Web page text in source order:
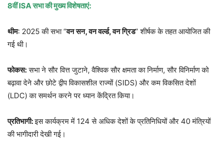
8वीं ISA सभा की मुख्य विशेषताएं:
थीम: 2025 की सभा “वन सन, वन वर्ल्ड, वन ग्रिड” शीर्षक के तहत आयोजित की
गई थी।
फोकस:सभा ने सौर वित्त जुटाने, वैश्विक सौर क्षमता का निर्माण, सौर विनिर्माण को
बढ़ावा देने और छोटे द्वीप विकासशील राज्यों (SIDS) और कम विकसित देशों
(LDC) का समर्थन करने पर ध्यान केंद्रित किया।
प्रतिभागी:इस कार्यक्रम में 124 से अधिक देशों के प्रतिनिधियों और 40 मंत्रियों
की भागीदारी देखी गई।